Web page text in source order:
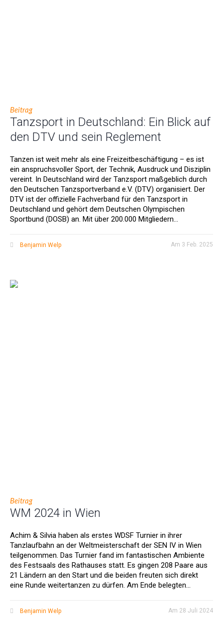
Beitrag
Tanzsport in Deutschland: Ein Blick auf
den DTV und sein Reglement
Tanzen ist weit mehr als eine Freizeitbeschäftigung – es ist
ein anspruchsvoller Sport, der Technik, Ausdruck und Disziplin
vereint. In Deutschland wird der Tanzsport maßgeblich durch
den Deutschen Tanzsportverband e.V. (DTV) organisiert. Der
DTV ist der offizielle Fachverband für den Tanzsport in
Deutschland und gehört dem Deutschen Olympischen
Sportbund (DOSB) an. Mit über 200.000 Mitgliedern...
Am 3 Feb. 2025
Benjamin Welp
Beitrag
WM 2024 in Wien
Achim & Silvia haben als erstes WDSF Turnier in ihrer
Tanzlaufbahn an der Weltmeisterschaft der SEN IV in Wien
teilgenommen. Das Turnier fand im fantastischen Ambiente
des Festsaals des Rathauses statt. Es gingen 208 Paare aus
21 Ländern an den Start und die beiden freuten sich direkt
eine Runde weitertanzen zu dürfen. Am Ende belegten...
Am 28 Juli 2024
Benjamin Welp